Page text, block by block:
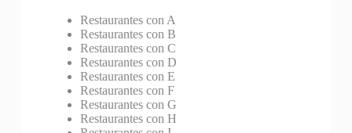
Restaurantes con A
Restaurantes con B
Restaurantes con C
Restaurantes con D
Restaurantes con E
Restaurantes con F
Restaurantes con G
Restaurantes con H